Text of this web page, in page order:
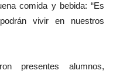
comida y bebida: “Es
vivir en nuestros
presentes alumnos,